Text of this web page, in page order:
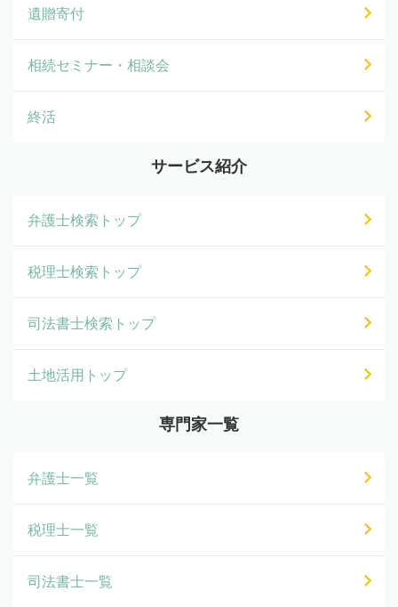
遺贈寄付
相続セミナー・相談会
終活
サービス紹介
弁護士検索トップ
税理士検索トップ
司法書士検索トップ
土地活用トップ
専門家一覧
弁護士一覧
税理士一覧
司法書士一覧